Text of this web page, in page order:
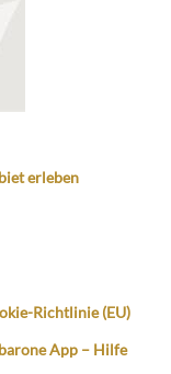
erleben
Richtlinie (EU)
App – Hilfe